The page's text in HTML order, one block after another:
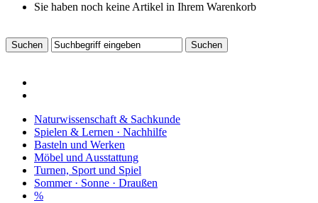
Sie haben noch keine Artikel in Ihrem Warenkorb
Naturwissenschaft & Sachkunde
Spielen & Lernen · Nachhilfe
Basteln und Werken
Möbel und Ausstattung
Turnen, Sport und Spiel
Sommer · Sonne · Draußen
%